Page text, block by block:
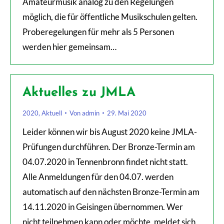
möglich, die für öffentliche Musikschulen gelten.
Proberegelungen für mehr als 5 Personen
werden hier gemeinsam…
Aktuelles zu JMLA
2020, Aktuell Vonadmin 29. Mai 2020
Leider können wir bis August 2020 keine JMLA-
Prüfungen durchführen. Der Bronze-Termin am
04.07.2020 in Tennenbronn findet nicht statt.
Alle Anmeldungen für den 04.07. werden
automatisch auf den nächsten Bronze-Termin am
14.11.2020 in Geisingen übernommen. Wer
nicht teilnehmen kann oder möchte, meldet sich